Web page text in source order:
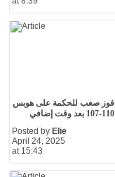
فوز صعب للحكمة على هوبس
110-107 بعد وقت إضافي
Posted by Elie
April 24, 2025
at 15:43